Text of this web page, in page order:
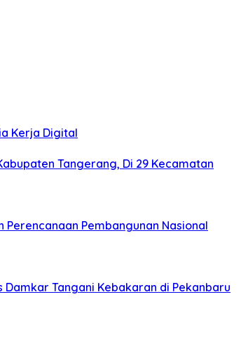
Kerja Digital
Tangerang, Di 29 Kecamatan
Pembangunan Nasional
Damkar Tangani Kebakaran di Pekanbaru